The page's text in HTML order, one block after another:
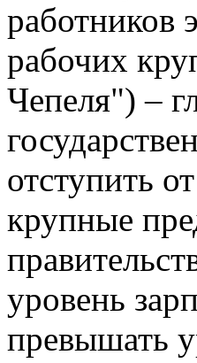
работников
рабочих
Чепеля") –
отступить
крупные
уровень
превышать